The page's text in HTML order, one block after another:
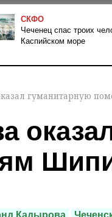
СКФО
Чеченец спас троих
Каспийском море
гуманитарную